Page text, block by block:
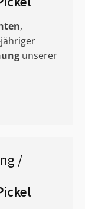
,
unserer
/